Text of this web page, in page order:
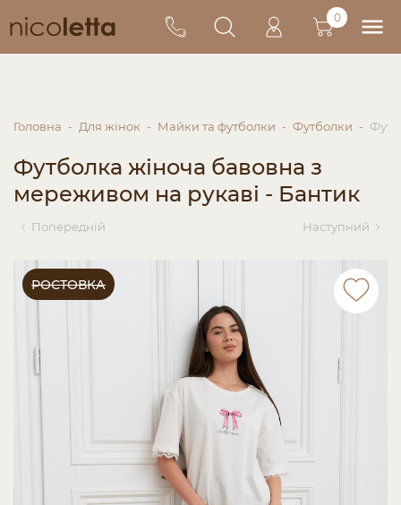
0
Головна Для жінок Майки та футболки Футболки
Футболка жіноча бавовна з
мереживом на рукаві - Бантик
Попередній Наступний
РОСТОВКА